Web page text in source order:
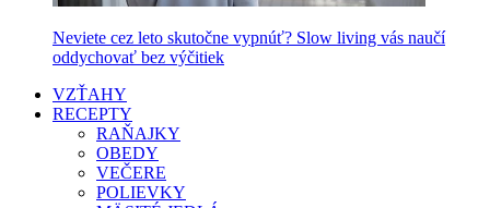
Neviete cez leto skutočne vypnúť? Slow living vás naučí
oddychovať bez výčitiek
VZŤAHY
RECEPTY
RAŇAJKY
OBEDY
VEČERE
POLIEVKY